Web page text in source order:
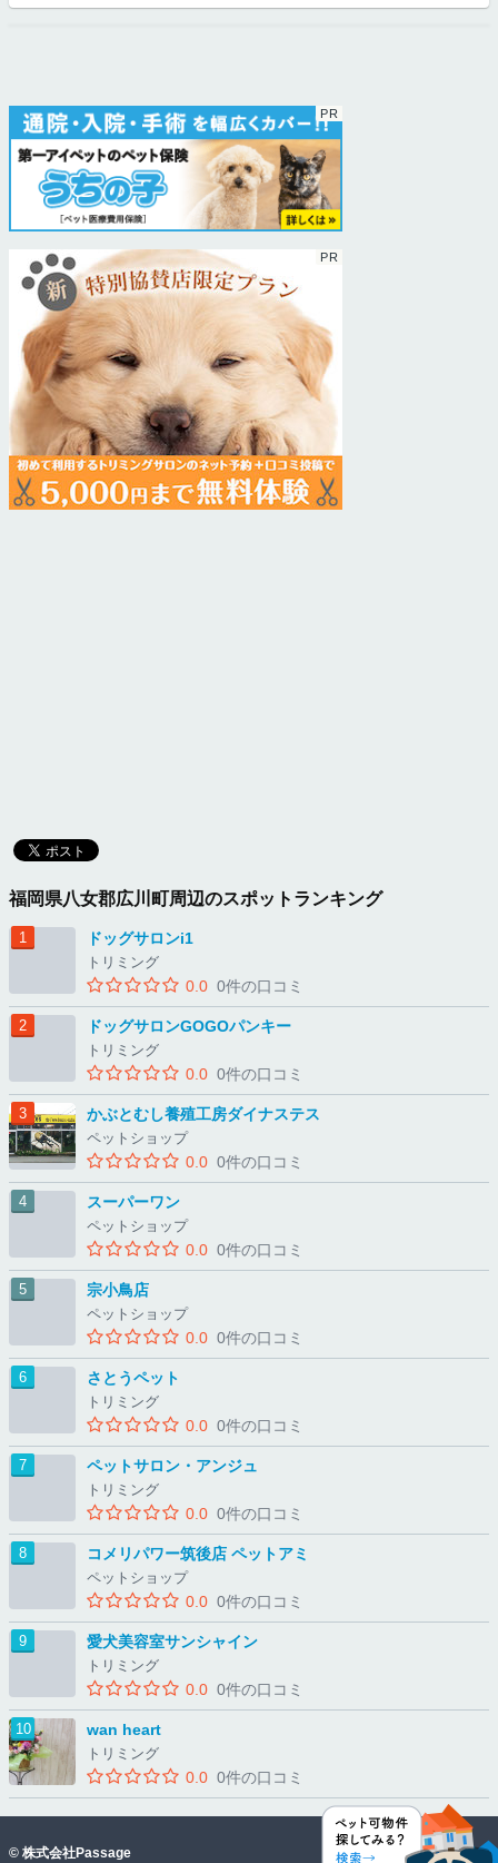
福岡県八女郡広川町周辺のスポットランキング
ドッグサロンi1
トリミング
0.0 0件の口コミ
ドッグサロンGOGOパンキー
トリミング
0.0 0件の口コミ
かぶとむし養殖工房ダイナステス
ペットショップ
0.0 0件の口コミ
スーパーワン
ペットショップ
0.0 0件の口コミ
宗小鳥店
ペットショップ
0.0 0件の口コミ
さとうペット
トリミング
0.0 0件の口コミ
ペットサロン・アンジュ
トリミング
0.0 0件の口コミ
コメリパワー筑後店 ペットアミ
ペットショップ
0.0 0件の口コミ
愛犬美容室サンシャイン
トリミング
0.0 0件の口コミ
wan heart
トリミング
0.0 0件の口コミ
© 株式会社Passage